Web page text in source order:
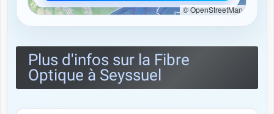
© OpenStreetMap
Plus d'infos sur la Fibre
Optique à Seyssuel